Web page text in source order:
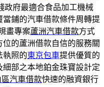
政府最適合食品加工機械
當鋪的汽車借款條件周轉提
畫專案蘆洲汽車借款方式
的蘆洲借款自信的服務關
執照的東京包車提供優質的
部之本地鉑金珠寶設計定
區汽車借款快速的融資銀行